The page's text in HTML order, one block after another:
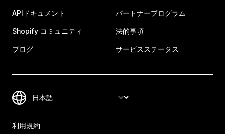
APIドキュメント
Shopify コミュニティ
ブログ
パートナープログラム
法的事項
サービスステータス
利用規約